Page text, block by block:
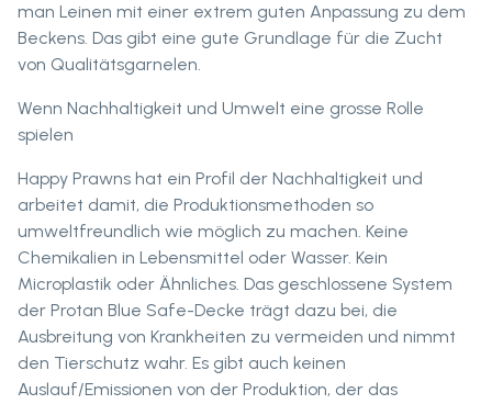
man Leinen mit einer extrem guten Anpassung zu dem
Beckens. Das gibt eine gute Grundlage für die Zucht
von Qualitätsgarnelen.
Wenn Nachhaltigkeit und Umwelt eine grosse Rolle
spielen
Happy Prawns hat ein Profil der Nachhaltigkeit und
arbeitet damit, die Produktionsmethoden so
umweltfreundlich wie möglich zu machen. Keine
Chemikalien in Lebensmittel oder Wasser. Kein
Microplastik oder Ähnliches. Das geschlossene System
der Protan Blue Safe-Decke trägt dazu bei, die
Ausbreitung von Krankheiten zu vermeiden und nimmt
den Tierschutz wahr. Es gibt auch keinen
Auslauf/Emissionen von der Produktion, der das